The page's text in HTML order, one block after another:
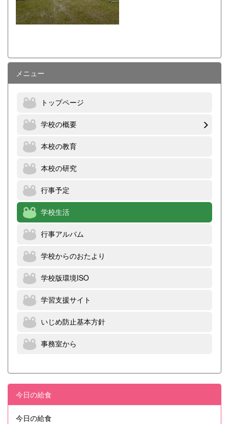
メニュー
トップページ
学校の概要
本校の教育
本校の研究
行事予定
学校生活
行事アルバム
学校からのおたより
学校版環境ISO
学習支援サイト
いじめ防止基本方針
事務室から
今日の給食
今日の給食